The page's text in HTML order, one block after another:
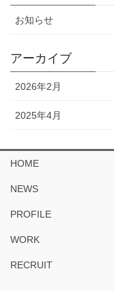
お知らせ
アーカイブ
2026年2月
2025年4月
HOME
NEWS
PROFILE
WORK
RECRUIT